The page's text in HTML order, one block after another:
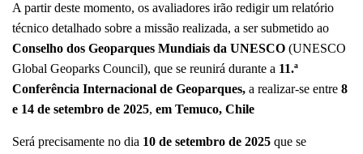
A partir deste momento, os avaliadores irão redigir um relatório
técnico detalhado sobre a missão realizada, a ser submetido ao
Conselho dos Geoparques Mundiais da UNESCO (UNESCO
Global Geoparks Council), que se reunirá durante a 11.ª
Conferência Internacional de Geoparques, a realizar-se entre 8
e 14 de setembro de 2025, em Temuco, Chile
Será precisamente no dia 10 de setembro de 2025 que se